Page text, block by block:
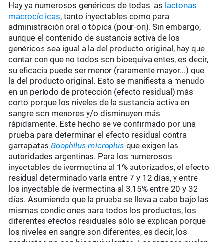
Hay ya numerosos genéricos de todas las lactonas
macrocíclicas, tanto inyectables como para
administración oral o tópica (pour-on). Sin embargo,
aunque el contenido de sustancia activa de los
genéricos sea igual a la del producto original, hay que
contar con que no todos son bioequivalentes, es decir,
su eficacia puede ser menor (raramente mayor...) que
la del producto original. Esto se manifiesta a menudo
en un período de protección (efecto residual) más
corto porque los niveles de la sustancia activa en
sangre son menores y/o disminuyen más
rápidamente. Este hecho se ve confirmado por una
prueba para determinar el efecto residual contra
garrapatasBoophilus microplus que exigen las
autoridades argentinas. Para los numerosos
inyectables de ivermectina al 1% autorizados, el efecto
residual determinado varía entre 7 y 12 días, y entre
los inyectable de ivermectina al 3,15% entre 20 y 32
días. Asumiendo que la prueba se lleva a cabo bajo las
mismas condiciones para todos los productos, los
diferentes efectos residuales sólo se explican porque
los niveles en sangre son diferentes, es decir, los